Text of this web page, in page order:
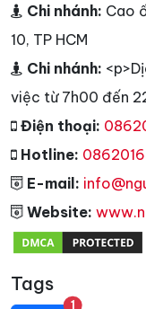
Chi nhánh: Cao
10, TP HCM
Chi nhánh:
việc từ 7h00 đến
Điện thoại:
Hotline:
E-mail:
Website:
Tags
1unread